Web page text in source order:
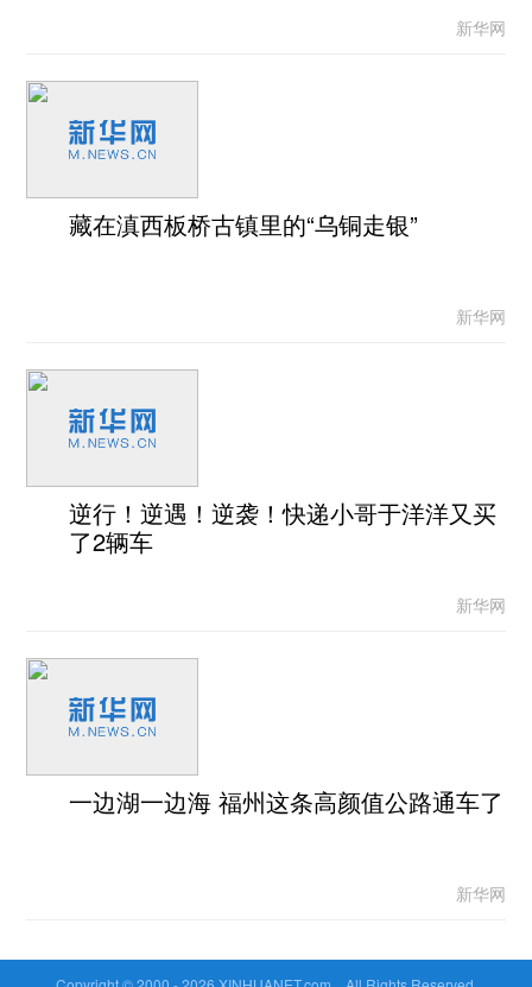
新华网
藏在滇西板桥古镇里的“乌铜走银”
新华网
逆行！逆遇！逆袭！快递小哥于洋洋又买
了2辆车
新华网
一边湖一边海 福州这条高颜值公路通车了
新华网